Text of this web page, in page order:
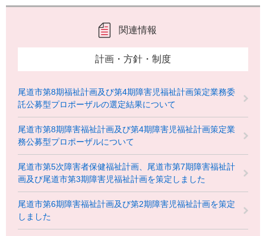
関連情報
計画・方針・制度
尾道市第8期福祉計画及び第4期障害児福祉計画策定業務委
託公募型プロポーザルの選定結果について
尾道市第8期障害福祉計画及び第4期障害児福祉計画策定業
務公募型プロポーザルについて
尾道市第5次障害者保健福祉計画、尾道市第7期障害福祉計
画及び尾道市第3期障害児福祉計画を策定しました
尾道市第6期障害福祉計画及び第2期障害児福祉計画を策定
しました